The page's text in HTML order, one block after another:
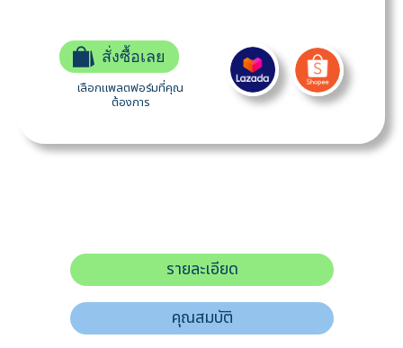
สั่งซื้อเลย
เลือกแพลตฟอร์มที่คุณ
ต้องการ
รายละเอียด
คุณสมบัติ